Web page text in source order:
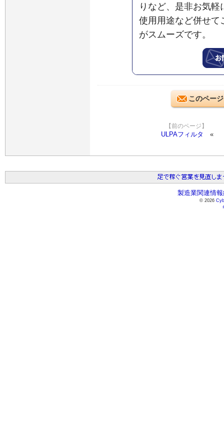
りなど、是非お気
使用用途など併せて
がスムーズです。
このペー
【前のページ】
ULPAフィルタ
製造業関連情
© 2026